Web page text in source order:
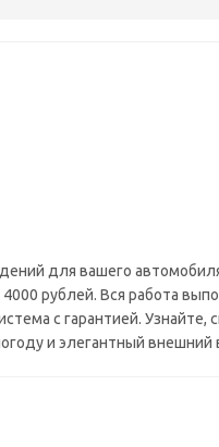
для вашего
рублей. Вся работа
с гарантией.
и элегантный